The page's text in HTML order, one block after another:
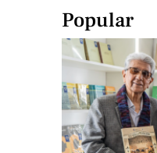
Popular